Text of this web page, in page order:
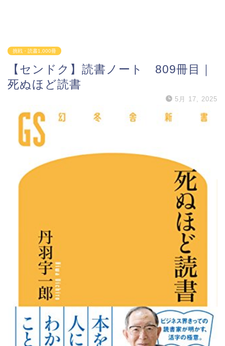
挑戦・読書1,000冊
【センドク】読書ノート 809冊目｜
死ぬほど読書
5月 17, 2025